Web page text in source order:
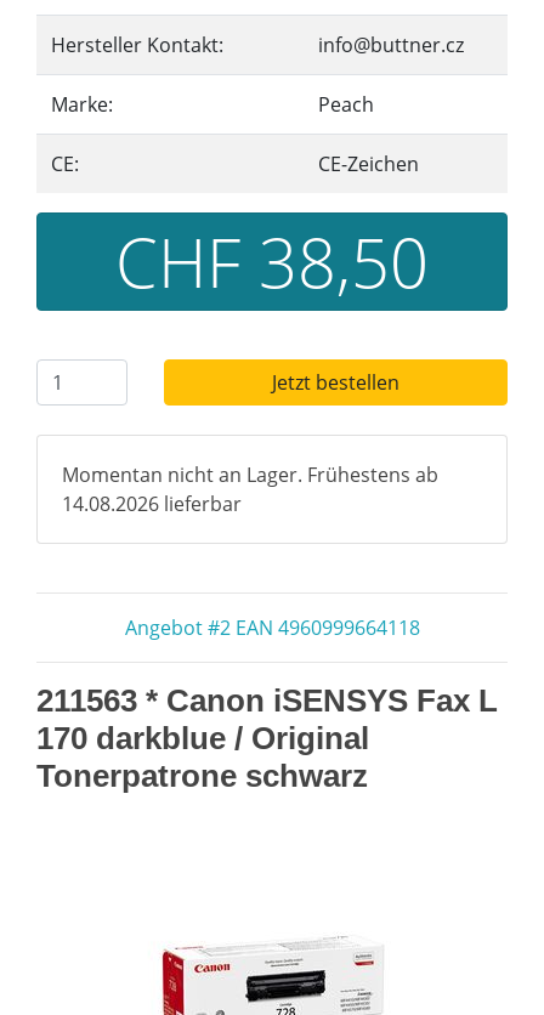
Hersteller Kontakt: info@buttner.cz
Marke: Peach
CE: CE-Zeichen
CHF 38,50
Jetzt bestellen
Momentan nicht an Lager. Frühestens ab
14.08.2026 lieferbar
Angebot #2 EAN 4960999664118
211563 * Canon iSENSYS Fax L
170 darkblue / Original
Tonerpatrone schwarz